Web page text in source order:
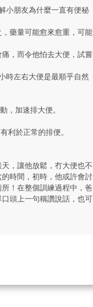
小朋友為什麼一直有便秘
藥量可能愈來愈重，可能
，而令他怕去大便，試嘗
時左右大便是最順乎自然
，加速排大便。
利於正常的排便。
，讓他放鬆，冇大便也不
時間，初時，他或許會討
！在整個訓練過程中，爸
頭上一句稱讚說話，也可